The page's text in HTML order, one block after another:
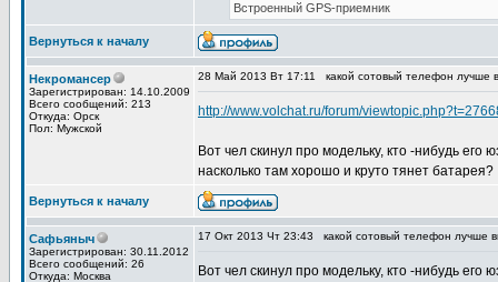
Встроенный GPS-приемник
Вернуться к началу
Некромансер
Зарегистрирован: 14.10.2009
Всего сообщений: 213
Откуда: Орск
Пол: Мужской
28 Май 2013 Вт 17:11 какой сотовый телефон лучше
http://www.volchat.ru/forum/
Вот чел скинул про модельку, кто -нибудь
насколько там хорошо и круто тянет батарея?
Вернуться к началу
Сафьяныч
Зарегистрирован: 30.11.2012
Всего сообщений: 26
Откуда: Москва
17 Окт 2013 Чт 23:43 какой сотовый телефон лучше
Вот чел скинул про модельку, кто -нибудь